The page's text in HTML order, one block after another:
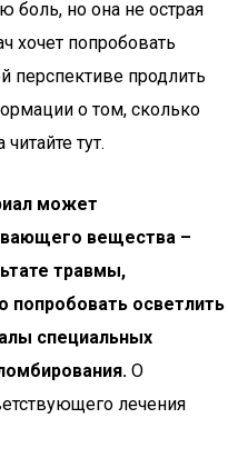
боль, но она не острая
хочет попробовать
перспективе продлить
о том, сколько
тут.
может
вещества –
травмы,
попробовать осветлить
специальных
О
лечения